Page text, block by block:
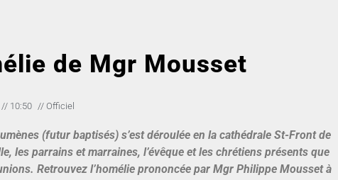
de Mgr Mousset
// 10:50 // Officiel
(futur baptisés) s’est déroulée en la cathédrale St-Front de
les parrains et marraines, l’évêque et les chrétiens présents que
Retrouvez l’homélie prononcée par Mgr Philippe Mousset à